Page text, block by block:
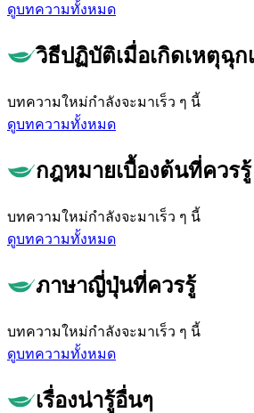
ดูบทความทั้งหมด
วิธีปฏิบัติเมื่อเกิดเหตุฉุก
บทความใหม่กำลังจะมาเร็ว ๆ นี้
ดูบทความทั้งหมด
กฎหมายเบื้องต้นที่ควรรู้
บทความใหม่กำลังจะมาเร็ว ๆ นี้
ดูบทความทั้งหมด
ภาษาญี่ปุ่นที่ควรรู้
บทความใหม่กำลังจะมาเร็ว ๆ นี้
ดูบทความทั้งหมด
เรื่องน่ารู้อื่นๆ